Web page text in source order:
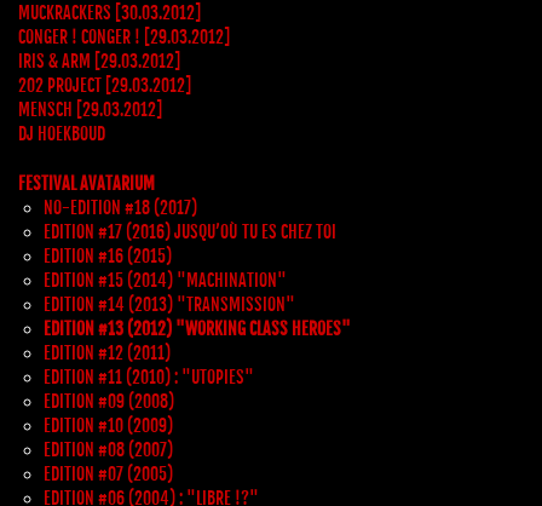
MUCKRACKERS [30.03.2012]
CONGER ! CONGER ! [29.03.2012]
IRIS & ARM [29.03.2012]
202 PROJECT [29.03.2012]
MENSCH [29.03.2012]
DJ HOEKBOUD
FESTIVAL AVATARIUM
NO-EDITION #18 (2017)
EDITION #17 (2016) JUSQU’OÙ TU ES CHEZ TOI
EDITION #16 (2015)
EDITION #15 (2014) "MACHINATION"
EDITION #14 (2013) "TRANSMISSION"
EDITION #13 (2012) "WORKING CLASS HEROES"
EDITION #12 (2011)
EDITION #11 (2010) : "UTOPIES"
EDITION #09 (2008)
EDITION #10 (2009)
EDITION #08 (2007)
EDITION #07 (2005)
EDITION #06 (2004) : "LIBRE !?"